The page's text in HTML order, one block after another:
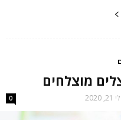
מוצלחים
2020
0